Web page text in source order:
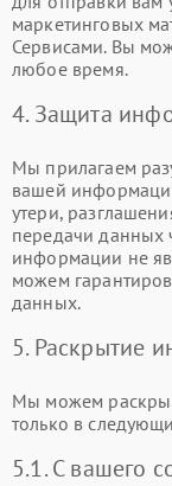
маркетинговых
Сервисами. Вы
любое время.
4. Защита
Мы прилагаем
вашей
утери,
передачи данных
информации не
можем
данных.
5. Раскрытие
Мы можем
только в
5.1. С вашего